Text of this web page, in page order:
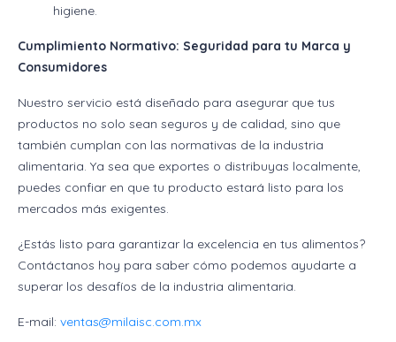
higiene.
Cumplimiento Normativo: Seguridad para tu Marca y
Consumidores
Nuestro servicio está diseñado para asegurar que tus
productos no solo sean seguros y de calidad, sino que
también cumplan con las normativas de la industria
alimentaria. Ya sea que exportes o distribuyas localmente,
puedes confiar en que tu producto estará listo para los
mercados más exigentes.
¿Estás listo para garantizar la excelencia en tus alimentos?
Contáctanos hoy para saber cómo podemos ayudarte a
superar los desafíos de la industria alimentaria.
E-mail: ventas@milaisc.com.mx